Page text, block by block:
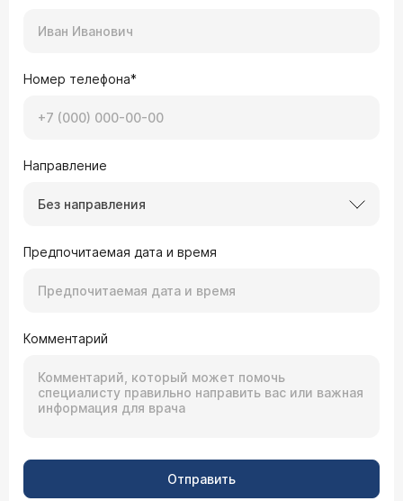
Номер телефона*
Направление
Без направления
Предпочитаемая дата и время
Комментарий
Отправить